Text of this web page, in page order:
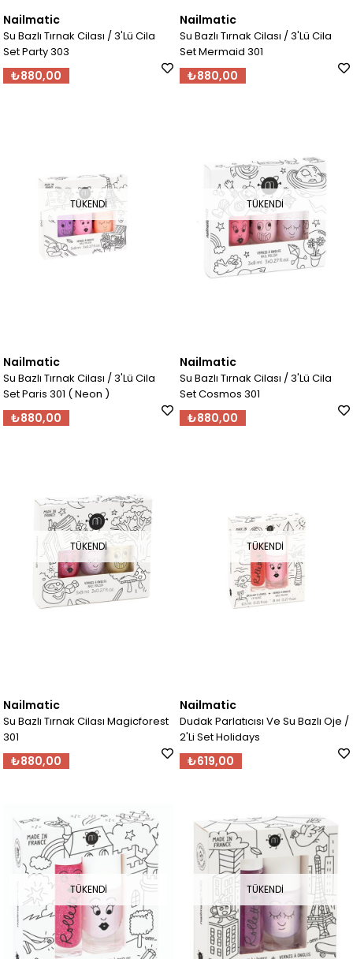
Nailmatic
Su Bazlı Tırnak Cilası / 3'Lü Cila
Set Party 303
₺880,00
Nailmatic
Su Bazlı Tırnak Cilası / 3'Lü Cila
Set Mermaid 301
₺880,00
TÜKENDI
Nailmatic
Su Bazlı Tırnak Cilası / 3'Lü Cila
Set Paris 301 ( Neon )
₺880,00
TÜKENDI
Nailmatic
Su Bazlı Tırnak Cilası / 3'Lü Cila
Set Cosmos 301
₺880,00
TÜKENDI
Nailmatic
Su Bazlı Tırnak Cilası Magicforest
301
₺880,00
TÜKENDI
Nailmatic
Dudak Parlatıcısı Ve Su Bazlı Oje /
2'Li Set Holidays
₺619,00
TÜKENDI TÜKENDI